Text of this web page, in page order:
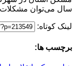
سال می‌توان مشکلات
لینک کوتاه:
برچسب ها: